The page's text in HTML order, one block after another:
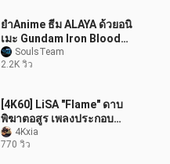
ยำAnime ธีม ALAYA ด้วยอนิ
เมะ Gundam Iron Blood
OrPhan
SoulsTeam
2.2K วิว
[4K60] LiSA "Flame" ดาบ
พิฆาตอสูร เพลงประกอบ
Infinite Train Chapter
เวอร์ชั่นรีเซ็ต LIVE
4Kxia
770 วิว